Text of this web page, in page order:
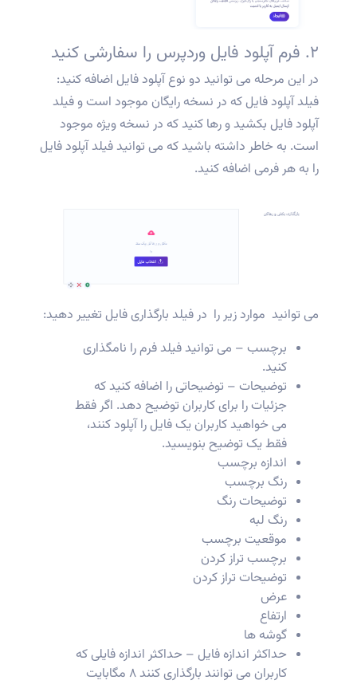
۲. فرم آپلود فایل وردپرس را سفارشی کنید
در این مرحله می توانید دو نوع آپلود فایل اضافه کنید:
فیلد آپلود فایل که در نسخه رایگان موجود است و فیلد
آپلود فایل بکشید و رها کنید که در نسخه ویژه موجود
است. به خاطر داشته باشید که می توانید فیلد آپلود فایل
را به هر فرمی اضافه کنید.
می توانید موارد زیر را در فیلد بارگذاری فایل تغییر دهید:
برچسب – می توانید فیلد فرم را نامگذاری
کنید.
توضیحات – توضیحاتی را اضافه کنید که
جزئیات را برای کاربران توضیح دهد. اگر فقط
می خواهید کاربران یک فایل را آپلود کنند،
فقط یک توضیح بنویسید.
اندازه برچسب
رنگ برچسب
توضیحات رنگ
رنگ لبه
موقعیت برچسب
برچسب تراز کردن
توضیحات تراز کردن
عرض
ارتفاع
گوشه ها
حداکثر اندازه فایل – حداکثر اندازه فایلی که
کاربران می توانند بارگذاری کنند ۸ مگابایت